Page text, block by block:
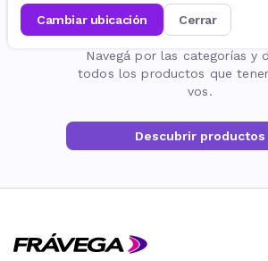
cambiar ubicación cerrar
La página no
Navegá por las categorías y
todos los productos que
vos.
Descubrir productos